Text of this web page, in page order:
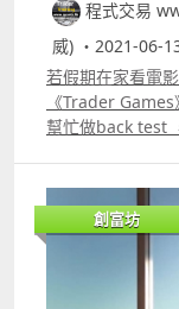
程式交易
威) ・2021-06-
若假期在家看電
《Trader
幫忙做back test
若這樣的電影內
創富坊